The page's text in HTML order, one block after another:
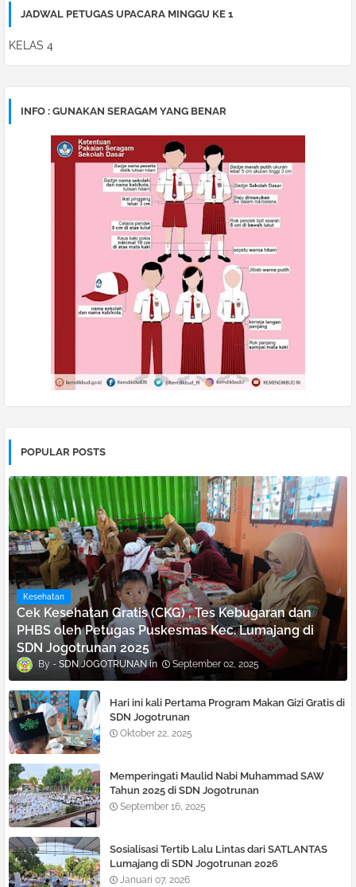
JADWAL PETUGAS UPACARA MINGGU KE 1
KELAS 4
INFO : GUNAKAN SERAGAM YANG BENAR
POPULAR POSTS
Kesehatan
Cek Kesehatan Gratis (CKG) , Tes Kebugaran dan
PHBS oleh Petugas Puskesmas Kec. Lumajang di
SDN Jogotrunan 2025
SDN JOGOTRUNAN September 02, 2025
Hari ini kali Pertama Program Makan Gizi Gratis di
SDN Jogotrunan
Oktober 22, 2025
Memperingati Maulid Nabi Muhammad SAW
Tahun 2025 di SDN Jogotrunan
September 16, 2025
Sosialisasi Tertib Lalu Lintas dari SATLANTAS
Lumajang di SDN Jogotrunan 2026
Januari 07, 2026